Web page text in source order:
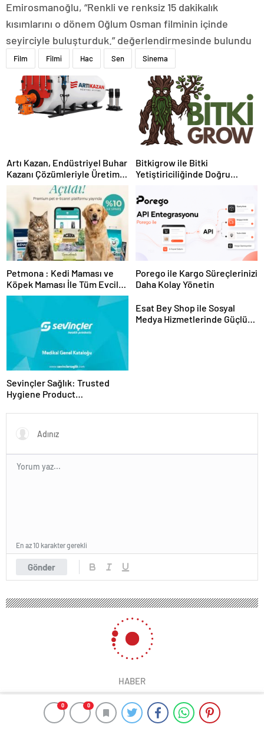
0 0
Emirosmanoğlu, “Renkli ve renksiz 15 dakikalık
kısımlarını o dönem Oğlum Osman filminin içinde
seyirciyle buluşturduk.” değerlendirmesinde bulundu
Film Filmi Hac Sen Sinema
Artı Kazan, Endüstriyel Buhar
Kazanı Çözümleriyle Üretim
Tesislerine Verimli Sistemler
Sunuyor
Bitkigrow ile Bitki
Yetiştiriciliğinde Doğru
Petmona : Kedi Maması ve
Köpek Maması İle Tüm Evcil
Hayvan Ürünleri
Porego ile Kargo Süreçlerinizi
Daha Kolay Yönetin
Sevinçler Sağlık: Trusted
Hygiene Product
Esat Bey Shop ile Sosyal
Medya Hizmetlerinde Güçlü
Gönder
En az 10 karakter gerekli
HABER